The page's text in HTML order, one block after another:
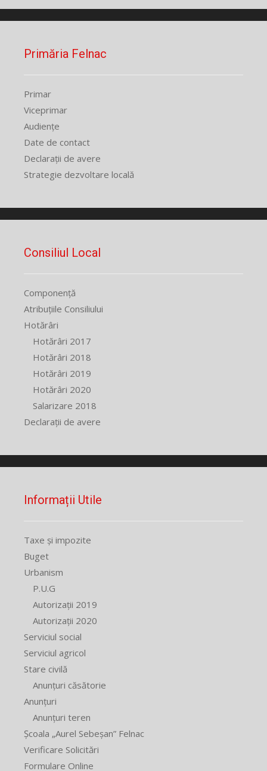
Primăria Felnac
Primar
Viceprimar
Audiențe
Date de contact
Declarații de avere
Strategie dezvoltare locală
Consiliul Local
Componență
Atribuțiile Consiliului
Hotărâri
Hotărâri 2017
Hotărâri 2018
Hotărâri 2019
Hotărâri 2020
Salarizare 2018
Declarații de avere
Informații Utile
Taxe și impozite
Buget
Urbanism
P.U.G
Autorizații 2019
Autorizații 2020
Serviciul social
Serviciul agricol
Stare civilă
Anunțuri căsătorie
Anunțuri
Anunțuri teren
Școala „Aurel Sebeșan” Felnac
Verificare Solicitări
Formulare Online